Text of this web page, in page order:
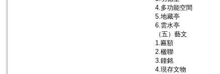
4.多功能空間
5.地藏亭
6.雲水亭
（五）藝文
1.匾額
2.楹聯
3.鐘銘
4.現存文物